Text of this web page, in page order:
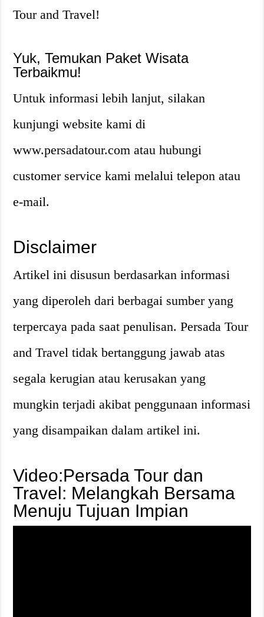
Tour and Travel!
Yuk, Temukan Paket Wisata
Terbaikmu!
Untuk informasi lebih lanjut, silakan
kunjungi website kami di
www.persadatour.com atau hubungi
customer service kami melalui telepon atau
e-mail.
Disclaimer
Artikel ini disusun berdasarkan informasi
yang diperoleh dari berbagai sumber yang
terpercaya pada saat penulisan. Persada Tour
and Travel tidak bertanggung jawab atas
segala kerugian atau kerusakan yang
mungkin terjadi akibat penggunaan informasi
yang disampaikan dalam artikel ini.
Video:Persada Tour dan
Travel: Melangkah Bersama
Menuju Tujuan Impian